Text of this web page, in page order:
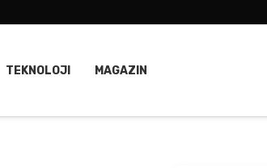
TEKNOLOJI MAGAZIN